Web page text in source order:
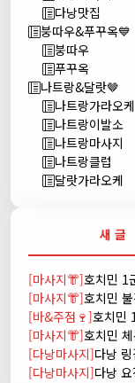
다낭맛집
붕따우&푸꾸옥💙
붕따우
푸꾸옥
나트랑&달랏🤎
나트랑가라오케
나트랑이발소
나트랑마사지
나트랑클럽
달랏가라오케
새 글
[마사지👘]
[마사지👘]
[바&주점🍷]
[마사지👘]
[다낭마사지]
[다낭마사지]